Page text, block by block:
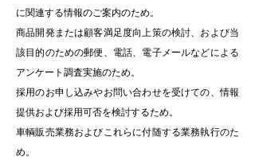
に関連する情報のご案内のため。
商品開発または顧客満足度向上策の検討、および当
該目的のための郵便、電話、電子メールなどによる
アンケート調査実施のため。
採用のお申し込みやお問い合わせを受けての、情報
提供および採用可否を検討するため。
車輌販売業務およびこれらに付随する業務執行のた
め。